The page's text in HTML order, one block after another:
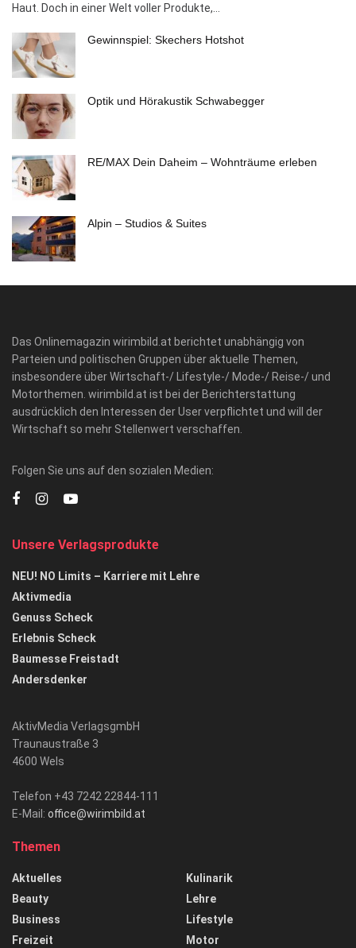
Haut. Doch in einer Welt voller Produkte,...
Gewinnspiel: Skechers Hotshot
Optik und Hörakustik Schwabegger
RE/MAX Dein Daheim – Wohnträume erleben
Alpin – Studios & Suites
Das Onlinemagazin wirimbild.at berichtet unabhängig von
Parteien und politischen Gruppen über aktuelle Themen,
insbesondere über Wirtschaft-/ Lifestyle-/ Mode-/ Reise-/ und
Motorthemen. wirimbild.at ist bei der Berichterstattung
ausdrücklich den Interessen der User verpflichtet und will der
Wirtschaft so mehr Stellenwert verschaffen.
Folgen Sie uns auf den sozialen Medien:
Unsere Verlagsprodukte
NEU! NO Limits – Karriere mit Lehre
Aktivmedia
Genuss Scheck
Erlebnis Scheck
Baumesse Freistadt
Andersdenker
AktivMedia VerlagsgmbH
Traunaustraße 3
4600 Wels
Telefon +43 7242 22844-111
E-Mail: office@wirimbild.at
Themen
Aktuelles
Beauty
Business
Freizeit
Kulinarik
Lehre
Lifestyle
Motor